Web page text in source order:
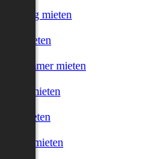
mieten
mieten
Zimmer mieten
mieten
mieten